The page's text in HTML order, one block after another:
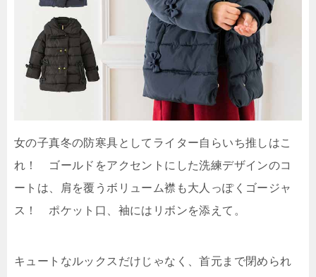
女の子真冬の防寒具としてライター自らいち推しはこ
れ！ ゴールドをアクセントにした洗練デザインのコ
ートは、肩を覆うボリューム襟も大人っぽくゴージャ
ス！ ポケット口、袖にはリボンを添えて。
キュートなルックスだけじゃなく、首元まで閉められ